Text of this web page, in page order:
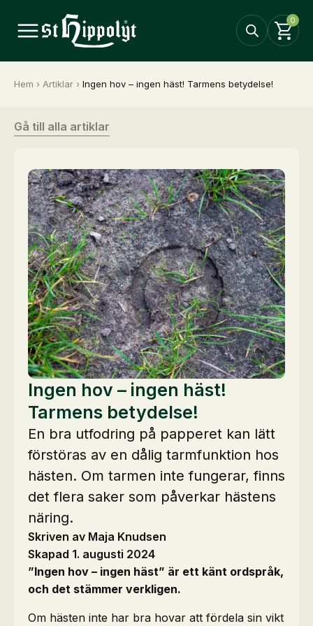
0
Hem › Artiklar › Ingen hov – ingen häst! Tarmens betydelse!
Gå till alla artiklar
Ingen hov – ingen häst!
Tarmens betydelse!
En bra utfodring på papperet kan lätt
förstöras av en dålig tarmfunktion hos
hästen. Om tarmen inte fungerar, finns
det flera saker som påverkar hästens
näring.
Skriven av Maja Knudsen
Skapad 1. augusti 2024
”Ingen hov – ingen häst” är ett känt ordspråk,
och det stämmer verkligen.
Om hästen inte har bra hovar att fördela sin vikt